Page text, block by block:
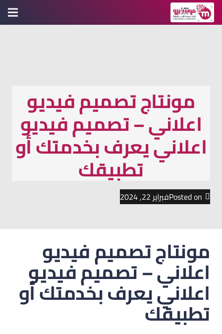
مونتاج تصميم فيديو
اعلاني – تصميم فيديو
اعلاني يعرف بخدمتك أو
تطبيقك
Posted onفبراير 22, 2024
مونتاج تصميم فيديو
اعلاني – تصميم فيديو
اعلاني يعرف بخدمتك أو
تطبيقك